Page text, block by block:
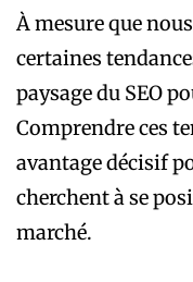
À mesure que
certaines
paysage du SEO
Comprendre ces
avantage décisif
cherchent à se
marché.